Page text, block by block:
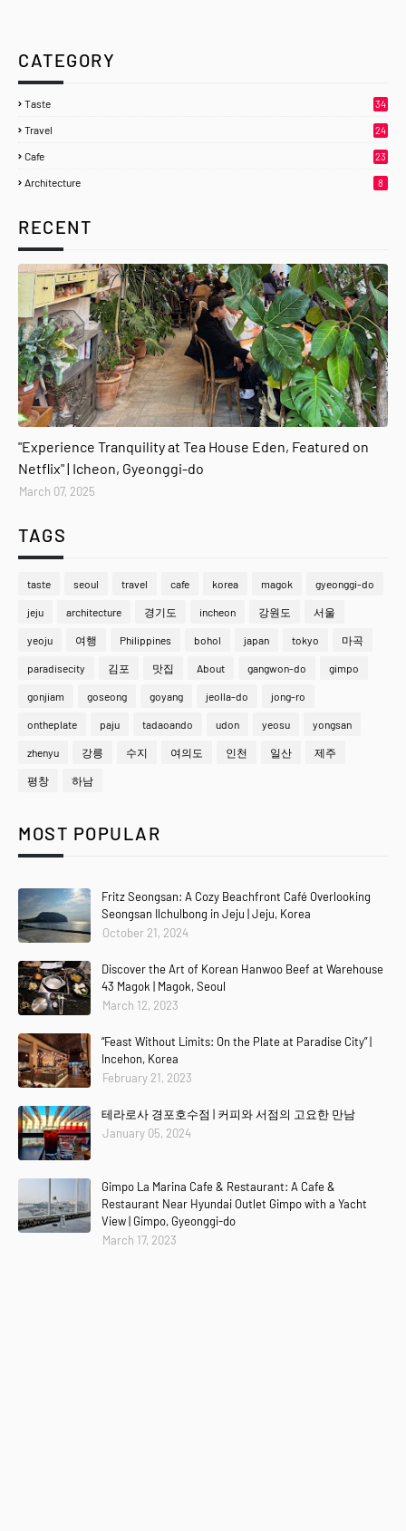
CATEGORY
Taste 34
Travel 24
Cafe 23
Architecture 8
RECENT
"Experience Tranquility at Tea House Eden, Featured on
Netflix" | Icheon, Gyeonggi-do
March 07, 2025
TAGS
taste seoul travel cafe korea magok gyeonggi-do
jeju architecture 경기도 incheon 강원도 서울
yeoju 여행 Philippines bohol japan tokyo 마곡
paradisecity 김포 맛집 About gangwon-do gimpo
gonjiam goseong goyang jeolla-do jong-ro
ontheplate paju tadaoando udon yeosu yongsan
zhenyu 강릉 수지 여의도 인천 일산 제주
평창 하남
MOST POPULAR
Fritz Seongsan: A Cozy Beachfront Café Overlooking
Seongsan Ilchulbong in Jeju | Jeju, Korea
October 21, 2024
Discover the Art of Korean Hanwoo Beef at Warehouse
43 Magok | Magok, Seoul
March 12, 2023
“Feast Without Limits: On the Plate at Paradise City” |
Incehon, Korea
February 21, 2023
테라로사 경포호수점 | 커피와 서점의 고요한 만남
January 05, 2024
Gimpo La Marina Cafe & Restaurant: A Cafe &
Restaurant Near Hyundai Outlet Gimpo with a Yacht
View | Gimpo, Gyeonggi-do
March 17, 2023